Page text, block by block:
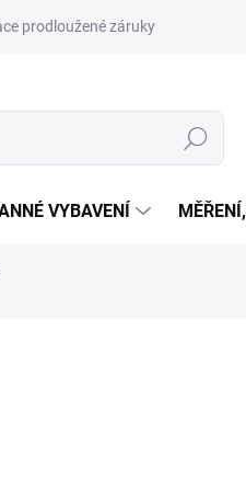
prodloužené záruky
Hledat
VYBAVENÍ